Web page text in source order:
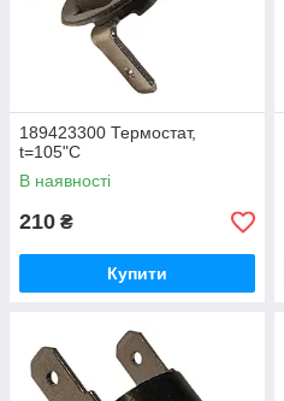
189423300 Термостат,
t=105"С
В наявності
210 ₴
Купити